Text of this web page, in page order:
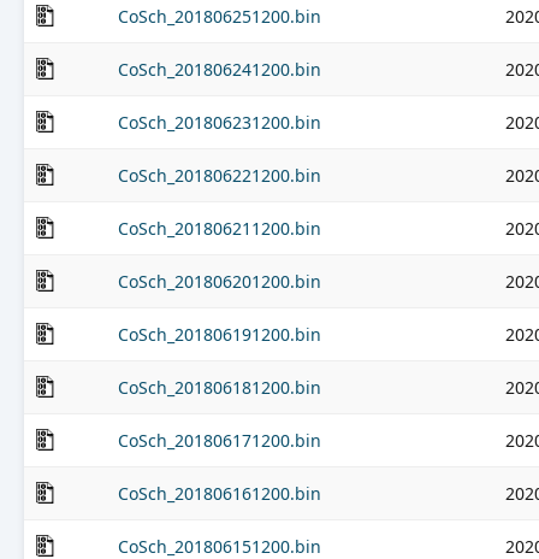
CoSch_201806251200.bin
CoSch_201806241200.bin
CoSch_201806231200.bin
CoSch_201806221200.bin
CoSch_201806211200.bin
CoSch_201806201200.bin
CoSch_201806191200.bin
CoSch_201806181200.bin
CoSch_201806171200.bin
CoSch_201806161200.bin
CoSch_201806151200.bin